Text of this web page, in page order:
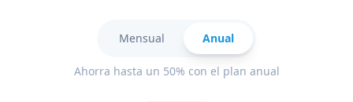
Mensual Anual
Ahorra hasta un 50% con el plan anual